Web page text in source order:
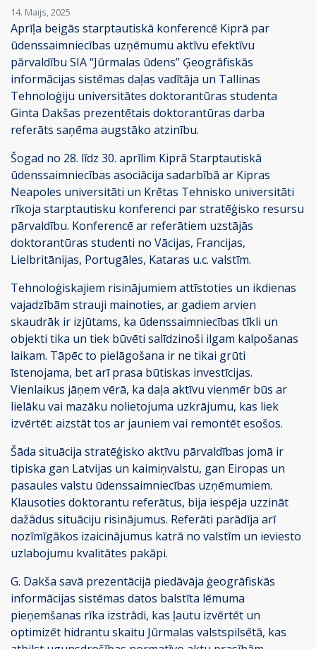
14. Maijs, 2025
Aprīļa beigās starptautiskā konferencē Kiprā par
ūdenssaimniecības uzņēmumu aktīvu efektīvu
pārvaldību SIA “Jūrmalas ūdens” Ģeogrāfiskās
informācijas sistēmas daļas vadītāja un Tallinas
Tehnoloģiju universitātes doktorantūras studenta
Ginta Dakšas prezentētais doktorantūras darba
referāts saņēma augstāko atzinību.
Šogad no 28. līdz 30. aprīlim Kiprā Starptautiskā
ūdenssaimniecības asociācija sadarbībā ar Kipras
Neapoles universitāti un Krētas Tehnisko universitāti
rīkoja starptautisku konferenci par stratēģisko resursu
pārvaldību. Konferencē ar referātiem uzstājās
doktorantūras studenti no Vācijas, Francijas,
Lielbritānijas, Portugāles, Kataras u.c. valstīm.
Tehnoloģiskajiem risinājumiem attīstoties un ikdienas
vajadzībām strauji mainoties, ar gadiem arvien
skaudrāk ir izjūtams, ka ūdenssaimniecības tīkli un
objekti tika un tiek būvēti salīdzinoši ilgam kalpošanas
laikam. Tāpēc to pielāgošana ir ne tikai grūti
īstenojama, bet arī prasa būtiskas investīcijas.
Vienlaikus jāņem vērā, ka daļa aktīvu vienmēr būs ar
lielāku vai mazāku nolietojuma uzkrājumu, kas liek
izvērtēt: aizstāt tos ar jauniem vai remontēt esošos.
Šāda situācija stratēģisko aktīvu pārvaldības jomā ir
tipiska gan Latvijas un kaimiņvalstu, gan Eiropas un
pasaules valstu ūdenssaimniecības uzņēmumiem.
Klausoties doktorantu referātus, bija iespēja uzzināt
dažādus situāciju risinājumus. Referāti parādīja arī
nozīmīgākos izaicinājumus katrā no valstīm un ieviesto
uzlabojumu kvalitātes pakāpi.
G. Dakša savā prezentācijā piedāvāja ģeogrāfiskās
informācijas sistēmas datos balstīta lēmuma
pieņemšanas rīka izstrādi, kas ļautu izvērtēt un
optimizēt hidrantu skaitu Jūrmalas valstspilsētā, kas